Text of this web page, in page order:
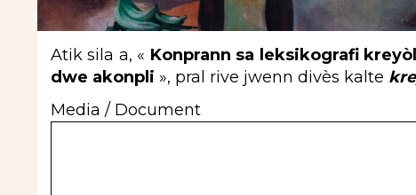
Atik sila a, « Konprann sa leksikografi
dwe akonpli », pral rive jwenn divès kalte
Media / Document